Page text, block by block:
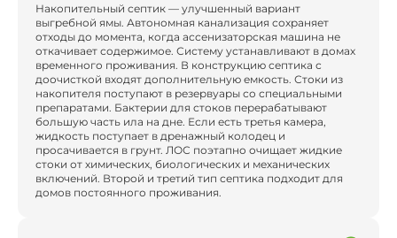
Накопительный септик — улучшенный вариант
выгребной ямы. Автономная канализация сохраняет
отходы до момента, когда ассенизаторская машина не
откачивает содержимое. Систему устанавливают в домах
временного проживания. В конструкцию септика с
доочисткой входят дополнительную емкость. Стоки из
накопителя поступают в резервуары со специальными
препаратами. Бактерии для стоков перерабатывают
большую часть ила на дне. Если есть третья камера,
жидкость поступает в дренажный колодец и
просачивается в грунт. ЛОС поэтапно очищает жидкие
стоки от химических, биологических и механических
включений. Второй и третий тип септика подходит для
домов постоянного проживания.